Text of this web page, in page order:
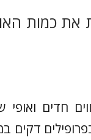
את כמות
חדים
דקים